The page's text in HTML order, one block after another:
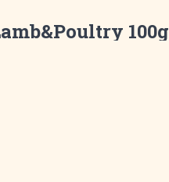
100g